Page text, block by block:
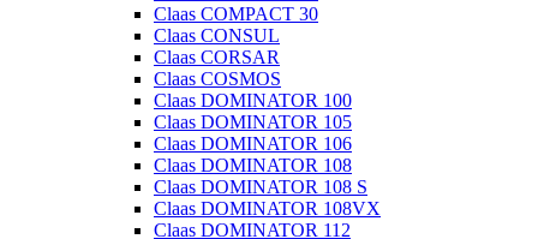
Claas COMPACT 30
Claas CONSUL
Claas CORSAR
Claas COSMOS
Claas DOMINATOR 100
Claas DOMINATOR 105
Claas DOMINATOR 106
Claas DOMINATOR 108
Claas DOMINATOR 108 S
Claas DOMINATOR 108VX
Claas DOMINATOR 112